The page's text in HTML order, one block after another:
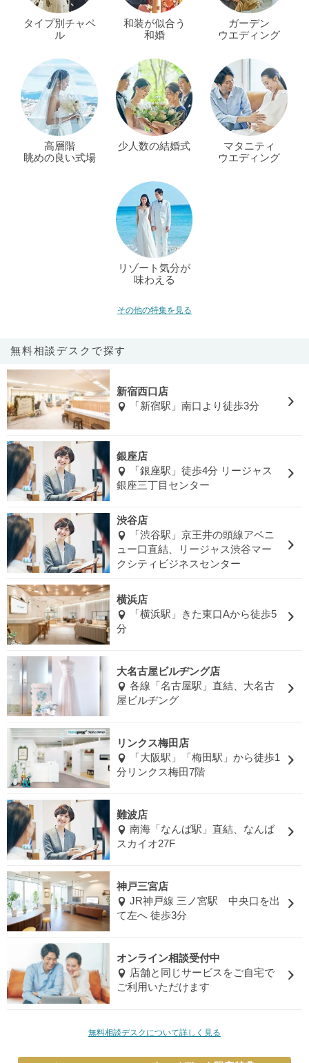
タイプ別チャペ
ル
和装が似合う
和婚
ガーデン
ウエディング
高層階
眺めの良い式場
少人数の結婚式
マタニティ
ウエディング
リゾート気分が
味わえる
その他の特集を見る
無料相談デスクで探す
新宿西口店
「新宿駅」南口より徒歩3分
銀座店
「銀座駅」徒歩4分 リージャス
銀座三丁目センター
渋谷店
「渋谷駅」京王井の頭線アベニ
ュー口直結、リージャス渋谷マー
クシティビジネスセンター
横浜店
「横浜駅」きた東口Aから徒歩5
分
大名古屋ビルヂング店
各線「名古屋駅」直結、大名古
屋ビルヂング
リンクス梅田店
「大阪駅」「梅田駅」から徒歩1
分リンクス梅田7階
難波店
南海「なんば駅」直結、なんば
スカイオ27F
神戸三宮店
JR神戸線 三ノ宮駅 中央口を出
て左へ 徒歩3分
オンライン相談受付中
店舗と同じサービスをご自宅で
ご利用いただけます
無料相談デスクについて詳しく見る